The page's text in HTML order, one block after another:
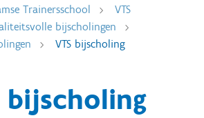
Trainersschool
VTS
bijscholingen
VTS bijscholing
bijscholing